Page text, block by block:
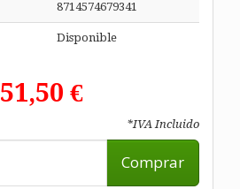
8714574679341
Disponible
51,50 €
*IVA Incluido
Comprar